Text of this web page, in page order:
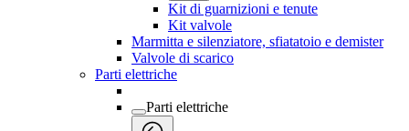
Kit di guarnizioni e tenute
Kit valvole
Marmitta e silenziatore, sfiatatoio e demister
Valvole di scarico
Parti elettriche
Parti elettriche